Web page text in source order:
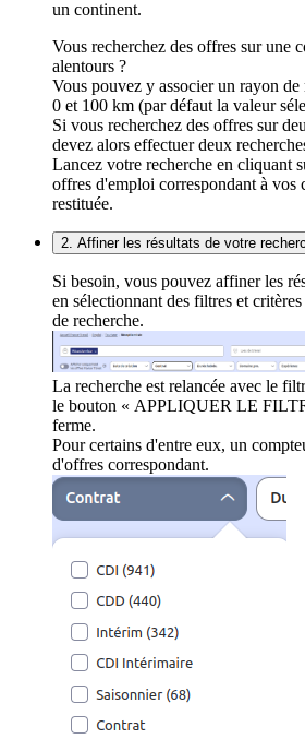
un continent.
Vous recherchez des offres sur une
alentours ?
Vous pouvez y associer un rayon
0 et 100 km (par défaut la valeur
Si vous recherchez des offres sur
devez alors effectuer deux
Lancez votre recherche en cliquant
offres d'emploi correspondant à vos
restituée.
2. Affiner les résultats de votre
Si besoin, vous pouvez affiner les
en sélectionnant des filtres et
de recherche.
La recherche est relancée avec le
le bouton « APPLIQUER LE
ferme.
Pour certains d'entre eux, un
d'offres correspondant.